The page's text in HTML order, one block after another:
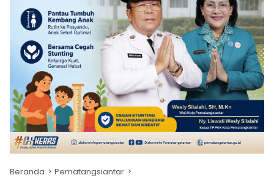
Beranda Pematangsiantar